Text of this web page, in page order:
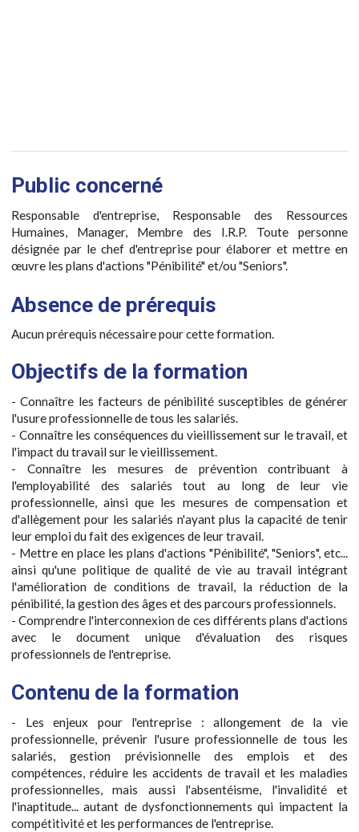
Public concerné
Responsable d'entreprise, Responsable des Ressources
Humaines, Manager, Membre des I.R.P. Toute personne
désignée par le chef d'entreprise pour élaborer et mettre en
œuvre les plans d'actions "Pénibilité" et/ou "Seniors".
Absence de prérequis
Aucun prérequis nécessaire pour cette formation.
Objectifs de la formation
- Connaître les facteurs de pénibilité susceptibles de générer
l'usure professionnelle de tous les salariés.
- Connaître les conséquences du vieillissement sur le travail, et
l'impact du travail sur le vieillissement.
- Connaître les mesures de prévention contribuant à
l'employabilité des salariés tout au long de leur vie
professionnelle, ainsi que les mesures de compensation et
d'allègement pour les salariés n'ayant plus la capacité de tenir
leur emploi du fait des exigences de leur travail.
- Mettre en place les plans d'actions "Pénibilité", "Seniors", etc...
ainsi qu'une politique de qualité de vie au travail intégrant
l'amélioration de conditions de travail, la réduction de la
pénibilité, la gestion des âges et des parcours professionnels.
- Comprendre l'interconnexion de ces différents plans d'actions
avec le document unique d'évaluation des risques
professionnels de l'entreprise.
Contenu de la formation
- Les enjeux pour l'entreprise : allongement de la vie
professionnelle, prévenir l'usure professionnelle de tous les
salariés, gestion prévisionnelle des emplois et des
compétences, réduire les accidents de travail et les maladies
professionnelles, mais aussi l'absentéisme, l'invalidité et
l'inaptitude... autant de dysfonctionnements qui impactent la
compétitivité et les performances de l'entreprise.